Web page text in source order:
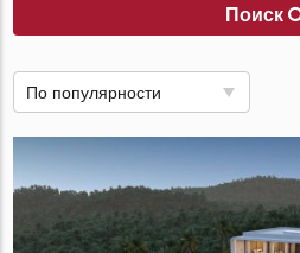
Поиск
По популярности